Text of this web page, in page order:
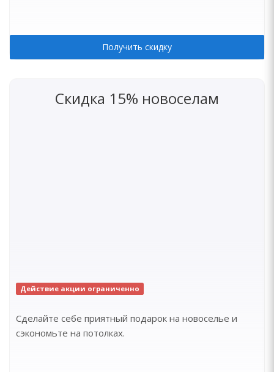
Получить скидку
Скидка 15% новоселам
Действие акции ограниченно
Сделайте себе приятный подарок на новоселье и
сэкономьте на потолках.